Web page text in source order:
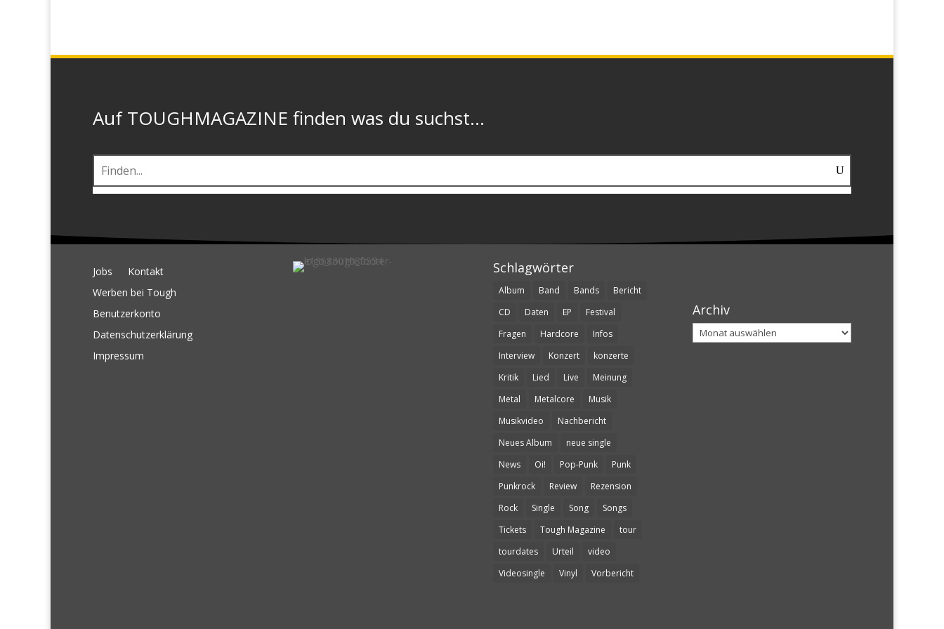
Auf TOUGHMAGAZINE finden was du suchst...
Jobs
Kontakt
Werben bei Tough
Benutzerkonto
Datenschutzerklärung
Impressum
Schlagwörter
Album Band Bands
Bericht
CD
Daten EP
Festival
Fragen
Hardcore
Infos
Interview
Konzert
konzerte
Kritik
Lied Live
Meinung
Metal
Metalcore
Musik
Musikvideo
Nachbericht
Neues Album
neue single
News
Oi! Pop-Punk
Punk
Punkrock
Review
Rezension
Rock
Single Song
Songs
Tickets
Tough Magazine
tour
tourdates
Urteil
video
Videosingle
Vinyl Vorbericht
Archiv
Archiv